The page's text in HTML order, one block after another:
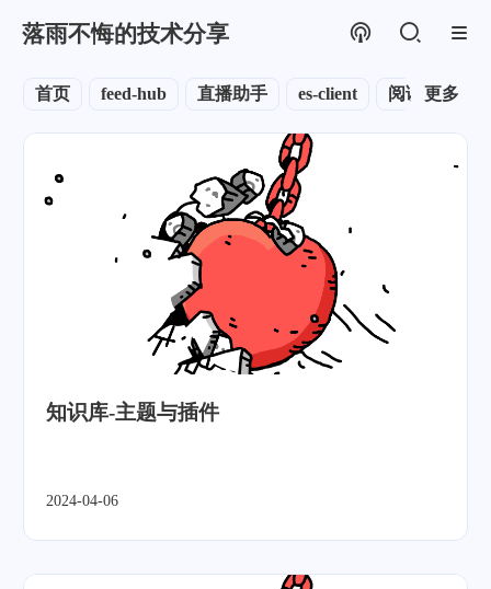
落雨不悔的技术分享
首页 feed-hub 直播助手 es-client 阅读 转载
更多
知识库-主题与插件
2024-04-06